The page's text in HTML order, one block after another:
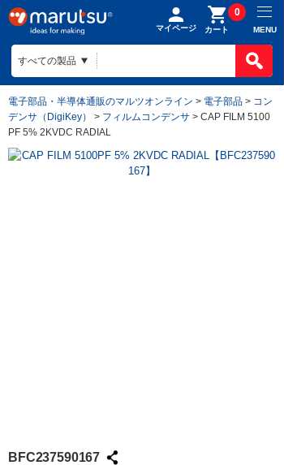
マイページ カート
0
MENU
電子部品・半導体通販のマルツオンライン > 電子部品 > コン
デンサ（DigiKey）
> フィルムコンデンサ > CAP FILM 5100
PF 5% 2KVDC RADIAL
BFC237590167